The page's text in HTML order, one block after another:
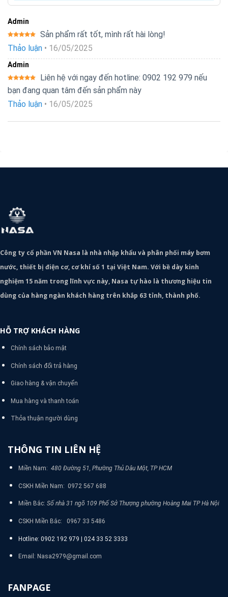
Admin
Được xếp
hạng5
Sản phẩm rất tốt, mình rất hài lòng!
Thảo luận • 16/05/2025
Admin
Được xếp
hạng 5 5
Liên hệ với ngay đến hotline: 0902 192 979 nếu
bạn đang quan tâm đến sản phẩm này
Thảo luận • 16/05/2025
Công ty cổ phần VN Nasa là nhà nhập khẩu và phân phối máy bơm
nước, thiết bị điện cơ, cơ khí số 1 tại Việt Nam. Với bề dày kinh
nghiệm 15 năm trong lĩnh vực này, Nasa tự hào là thương hiệu tin
dùng của hàng ngàn khách hàng trên khắp 63 tỉnh, thành phố.
HỖ TRỢ KHÁCH HÀNG
Chính sách bảo mật
Chính sách đổi trả hàng
Giao hàng & vận chuyển
Mua hàng và thanh toán
Thỏa thuận người dùng
THÔNG TIN LIÊN HỆ
Miền Nam: 480 Đường 51, Phường Thủ Dâu Một, TP HCM
CSKH Miền Nam: 0972 567 688
Miền Bắc: Số nhà 31 ngõ 109 Phố Sở Thượng phường Hoàng Mai TP Hà Nội
CSKH Miền Bắc: 0967 33 5486
Hotline: 0902 192 979 | 024 33 52 3333
Email: Nasa2979@gmail.com
FANPAGE